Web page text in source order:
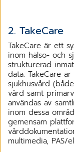
2. TakeCare
TakeCare är ett
inom hälso- och
strukturerad
data. TakeCare
sjukhusvård
vård samt
användas av
inom dessa
gemensam
multimedia, PAS/